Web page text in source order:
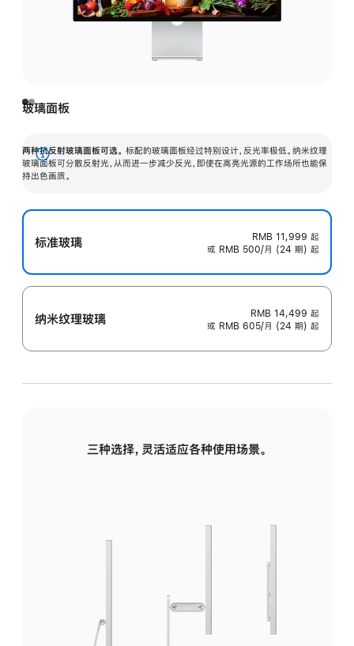
玻璃面板
两种抗反射玻璃面板可选。 标配的玻璃面板经过特别设计，反光率极低。纳米纹理
玻璃面板可分散反射光，从而进一步减少反光，即使在高亮光源的工作场所也能保
持出色画质。
展
开
标准玻璃 RMB 11,999 起
或 RMB 500/月 (24 期) 起
纳米纹理玻璃 RMB 14,499 起
或 RMB 605/月 (24 期) 起
三种选择，灵活适应各种使用场景。